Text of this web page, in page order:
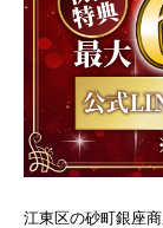
江東区の砂町銀座